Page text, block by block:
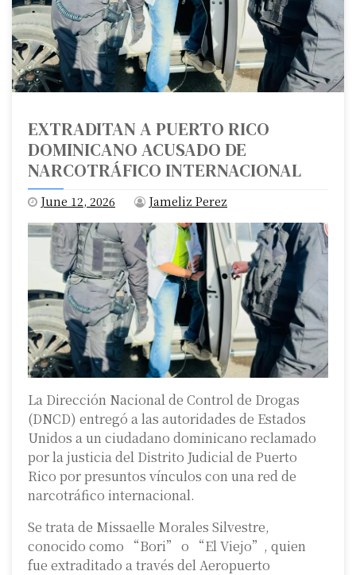
EXTRADITAN A PUERTO RICO
DOMINICANO ACUSADO DE
NARCOTRÁFICO INTERNACIONAL
June 12, 2026 Jameliz Perez
La Dirección Nacional de Control de Drogas
(DNCD) entregó a las autoridades de Estados
Unidos a un ciudadano dominicano reclamado
por la justicia del Distrito Judicial de Puerto
Rico por presuntos vínculos con una red de
narcotráfico internacional.
Se trata de Missaelle Morales Silvestre,
conocido como “Bori” o “El Viejo”, quien
fue extraditado a través del Aeropuerto